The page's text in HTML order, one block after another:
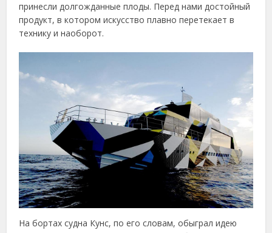
принесли долгожданные плоды. Перед нами достойный
продукт, в котором искусство плавно перетекает в
технику и наоборот.
На бортах судна Кунс, по его словам, обыграл идею